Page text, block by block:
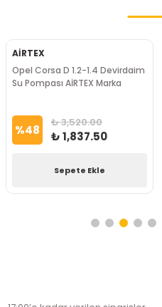
AİRTEX
Opel Corsa D 1.2-1.4 Devirdaim
Su Pompası AİRTEX Marka
%48 ₺ 3,520.00
₺ 1,837.50
Sepete Ekle